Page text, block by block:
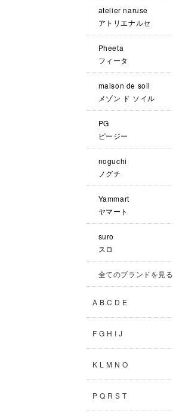
atelier naruse
アトリエナルセ
Pheeta
フィータ
maison de soil
メゾン ド ソイル
PG
ピージー
noguchi
ノグチ
Yammart
ヤマート
suro
スロ
全てのブランドを見る
A B C D E
F G H I J
K L M N O
P Q R S T